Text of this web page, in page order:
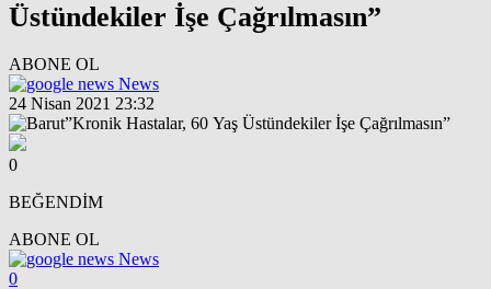
Üstündekiler İşe Çağrılmasın”
ABONE OL
News
24 Nisan 2021 23:32
0
BEĞENDİM
ABONE OL
News
0